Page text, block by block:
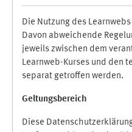
Die Nutzung des
Davon abweichende
jeweils zwischen dem
Learnweb-Kurses und den
separat getroffen werden.
Geltungsbereich
Diese